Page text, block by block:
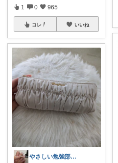
1 0 965
コレ いいね
やさしい勉強部屋|セルフネイルROOM